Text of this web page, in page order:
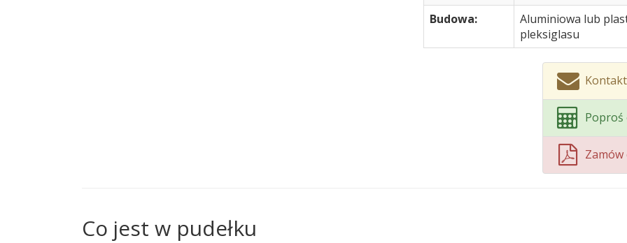
Budowa:
Aluminiowa lub
pleksiglasu
Poproś
Co jest w pudełku